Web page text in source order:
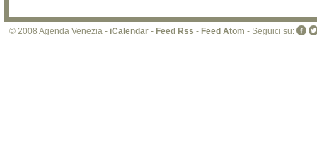
© 2008 Agenda Venezia - iCalendar - Feed Rss - Feed Atom - Seguici su: